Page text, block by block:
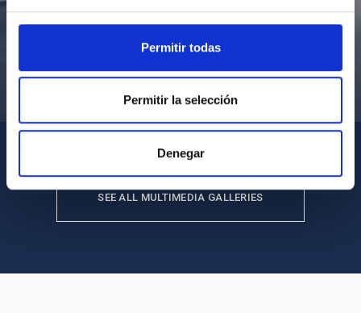
Permitir todas
Permitir la selección
Denegar
Visita del Presidente de Canarias al IACTEC
SEE ALL MULTIMEDIA GALLERIES